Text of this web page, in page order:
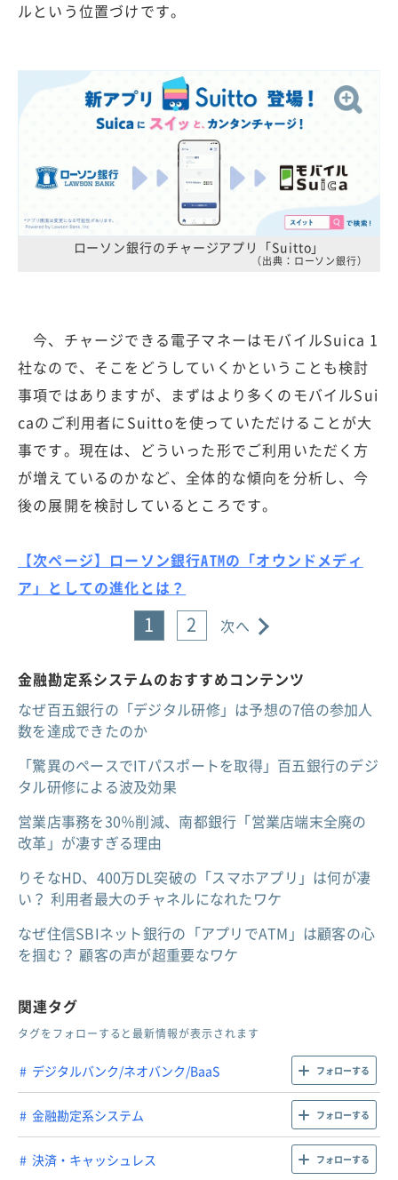
ルという位置づけです。
ローソン銀行のチャージアプリ「Suitto」
（出典：ローソン銀行）
今、チャージできる電子マネーはモバイルSuica 1
社なので、そこをどうしていくかということも検討
事項ではありますが、まずはより多くのモバイルSui
caのご利用者にSuittoを使っていただけることが大
事です。現在は、どういった形でご利用いただく方
が増えているのかなど、全体的な傾向を分析し、今
後の展開を検討しているところです。
【次ページ】ローソン銀行ATMの「オウンドメディ
ア」としての進化とは？
1 2 次へ
金融勘定系システムのおすすめコンテンツ
なぜ百五銀行の「デジタル研修」は予想の7倍の参加人
数を達成できたのか
「驚異のペースでITパスポートを取得」百五銀行のデジ
タル研修による波及効果
営業店事務を30％削減、南都銀行「営業店端末全廃の
改革」が凄すぎる理由
りそなHD、400万DL突破の「スマホアプリ」は何が凄
い？ 利用者最大のチャネルになれたワケ
なぜ住信SBIネット銀行の「アプリでATM」は顧客の心
を掴む？ 顧客の声が超重要なワケ
関連タグ
タグをフォローすると最新情報が表示されます
デジタルバンク/ネオバンク/BaaS フォローする
金融勘定系システム フォローする
決済・キャッシュレス フォローする